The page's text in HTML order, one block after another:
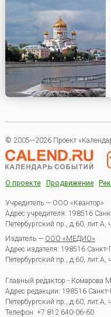
© 2005—2026 Проект
О проекте Продвижение
Учредитель — ООО «Квантор»
Адрес учредителя: 198516
Петербургский пр., д.60,
Издатель — ООО «МЕДИО»
Адрес издателя: 198516 Санкт-
Петербургский пр., д.60,
Главный редактор - Комарова
Адрес редакции: 198516
Петербургский пр., д.60,
Телефон: +7 812 640-06-60